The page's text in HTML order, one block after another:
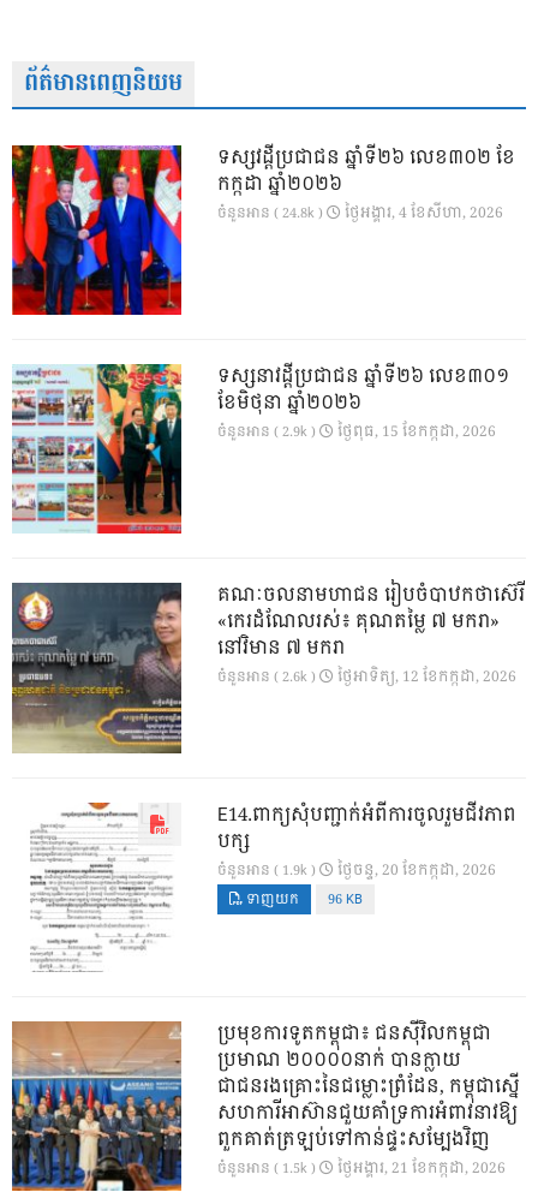
ព័ត៌មានពេញនិយម
ទស្សវដ្តីប្រជាជន ឆ្នាំទី២៦ លេខ៣០២ ខែ
កក្កដា ឆ្នាំ២០២៦
ចំនួនអាន ( 24.8k ) ថ្ងៃ​អង្គារ, 4 ខែ​សីហា, 2026
ទស្សនាវដ្ដីប្រជាជន ឆ្នាំទី២៦ លេខ៣០១
ខែមិថុនា ឆ្នាំ២០២៦
ចំនួនអាន ( 2.9k ) ថ្ងៃ​ពុធ, 15 ខែ​កក្កដា, 2026
គណៈចលនាមហាជន រៀបចំបាឋកថាស៊េរី
«កេរដំណែលរស់៖ គុណតម្លៃ ៧ មករា»
នៅវិមាន ៧ មករា
ចំនួនអាន ( 2.6k ) ថ្ងៃ​អាទិត្យ, 12 ខែ​កក្កដា, 2026
E14.ពាក្យសុំបញ្ជាក់អំពីការចូលរួមជីវភាព
បក្ស
ចំនួនអាន ( 1.9k ) ថ្ងៃ​ចន្ទ, 20 ខែ​កក្កដា, 2026
ទាញយក 96 KB
ប្រមុខការទូតកម្ពុជា៖ ជនស៊ីវិលកម្ពុជា
ប្រមាណ ២០០០០នាក់ បានក្លាយ
ជាជនរងគ្រោះនៃជម្លោះព្រំដែន, កម្ពុជាស្នើ
សហការីអាស៊ានជួយគាំទ្រការអំពាវនាវឱ្យ
ពួកគាត់ត្រឡប់ទៅកាន់ផ្ទះសម្បែងវិញ
ចំនួនអាន ( 1.5k ) ថ្ងៃ​អង្គារ, 21 ខែ​កក្កដា, 2026